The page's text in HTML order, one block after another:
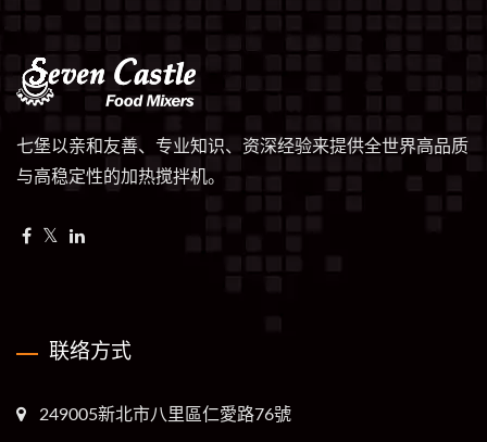
七堡以亲和友善、专业知识、资深经验来提供全世界高品质
与高稳定性的加热搅拌机。
联络方式
249005新北市八里區仁愛路76號